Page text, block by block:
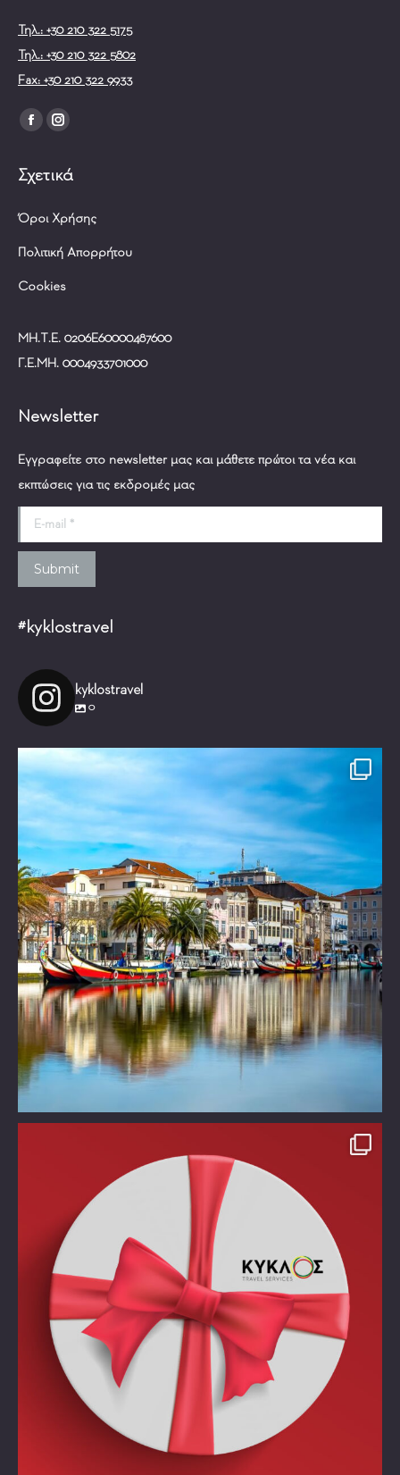
Τηλ.: +30 210 322 5175
Τηλ.: +30 210 322 5802
Fax: +30 210 322 9933
Find us on:
Facebook
opens
new
window
Instagram
opens
new
window
Σχετικά
Όροι Χρήσης
Πολιτική Απορρήτου
Cookies
ΜΗ.Τ.Ε. 0206Ε60000487600
Γ.Ε.ΜΗ. 0004933701000
Newsletter
Εγγραφείτε στο newsletter μας και μάθετε πρώτοι τα νέα και
εκπτώσεις για τις εκδρομές μας
E-mail *
Submit
#kyklostravel
kyklostravel
0
Είστε έτοιμοι για ένα μαγικό ταξίδι!